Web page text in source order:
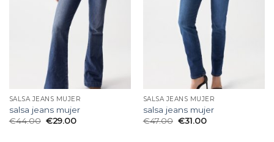
deseos
SALSA JEANS MUJER
salsa jeans mujer
€44.00 €29.00
SALSA JEANS MUJER
salsa jeans mujer
€47.00 €31.00